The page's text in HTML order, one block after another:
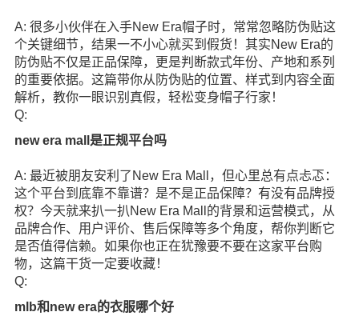
A: 很多小伙伴在入手New Era帽子时，常常忽略防伪贴这
个关键细节，结果一不小心就买到假货！其实New Era的
防伪贴不仅是正品保障，更是判断款式年份、产地和系列
的重要依据。这篇带你从防伪贴的位置、样式到内容全面
解析，教你一眼识别真假，轻松变身帽子行家！
Q:
new era mall是正规平台吗
A: 最近被朋友安利了New Era Mall，但心里总有点忐忑：
这个平台到底靠不靠谱？是不是正品保障？有没有品牌授
权？今天就来扒一扒New Era Mall的背景和运营模式，从
品牌合作、用户评价、售后保障等多个角度，帮你判断它
是否值得信赖。如果你也正在犹豫要不要在这家平台购
物，这篇干货一定要收藏！
Q:
mlb和new era的衣服哪个好